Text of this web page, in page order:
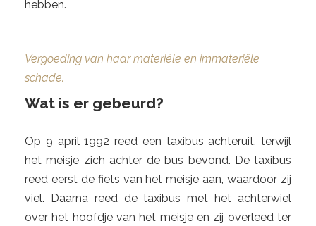
hebben.
Vergoeding van haar materiële en immateriële
schade.
Wat is er gebeurd?
Op 9 april 1992 reed een taxibus achteruit, terwijl
het meisje zich achter de bus bevond. De taxibus
reed eerst de fiets van het meisje aan, waardoor zij
viel. Daarna reed de taxibus met het achterwiel
over het hoofdje van het meisje en zij overleed ter